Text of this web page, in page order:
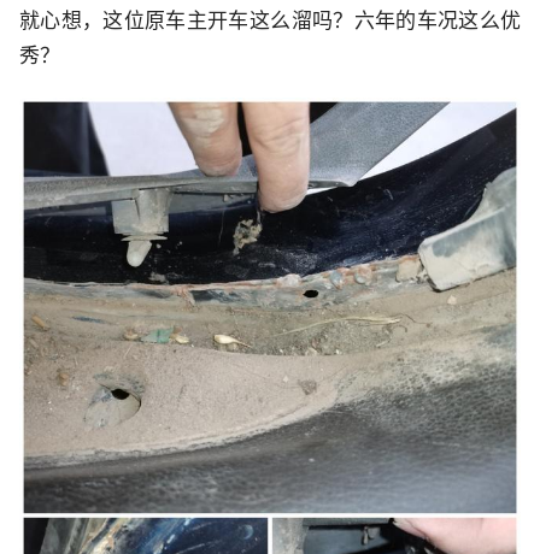
就心想，这位原车主开车这么溜吗？六年的车况这么优
秀？